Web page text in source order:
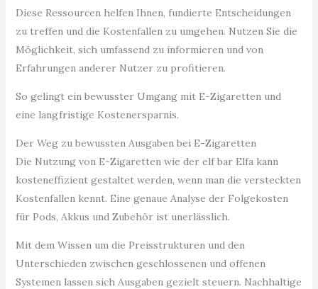
Diese Ressourcen helfen Ihnen, fundierte Entscheidungen
zu treffen und die Kostenfallen zu umgehen. Nutzen Sie die
Möglichkeit, sich umfassend zu informieren und von
Erfahrungen anderer Nutzer zu profitieren.
So gelingt ein bewusster Umgang mit E-Zigaretten und
eine langfristige Kostenersparnis.
Der Weg zu bewussten Ausgaben bei E-Zigaretten
Die Nutzung von E-Zigaretten wie der elf bar Elfa kann
kosteneffizient gestaltet werden, wenn man die versteckten
Kostenfallen kennt. Eine genaue Analyse der Folgekosten
für Pods, Akkus und Zubehör ist unerlässlich.
Mit dem Wissen um die Preisstrukturen und den
Unterschieden zwischen geschlossenen und offenen
Systemen lassen sich Ausgaben gezielt steuern. Nachhaltige